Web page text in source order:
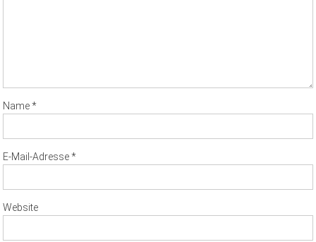
Name*
E-Mail-Adresse*
Website